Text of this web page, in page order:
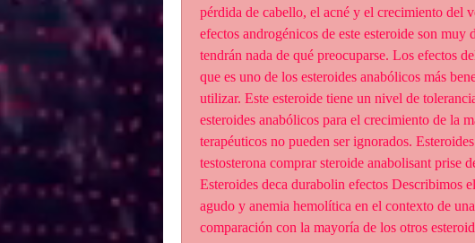
pérdida de cabello, el acné y el crecimiento del
efectos androgénicos de este esteroide son
tendrán nada de qué preocuparse. Los efectos
que es uno de los esteroides anabólicos más
utilizar. Este esteroide tiene un nivel de
esteroides anabólicos para el crecimiento de la
terapéuticos no pueden ser ignorados.
testosterona comprar steroide anabolisant prise
Esteroides deca durabolin efectos Describimos
agudo y anemia hemolítica en el contexto de
comparación con la mayoría de los otros